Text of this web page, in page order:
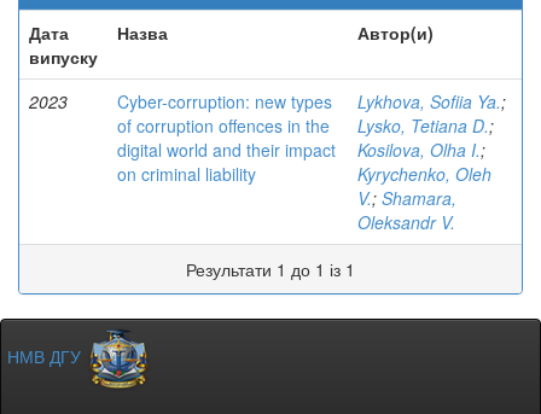
Дата
випуску
Назва Автор(и)
2023
Cyber-corruption: new types
of corruption offences in the
digital world and their impact
on criminal liability
Lykhova, Sofiia Ya.;
Lysko, Tetiana D.;
Kosilova, Olha I.;
Kyrychenko, Oleh
V.; Shamara,
Oleksandr V.
Результати 1 до 1 із 1
НМВ ДГУ